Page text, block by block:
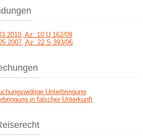
Az: 10 U 162/09
Az: 22 S 393/06
Unterbringung
in falscher Unterkunft